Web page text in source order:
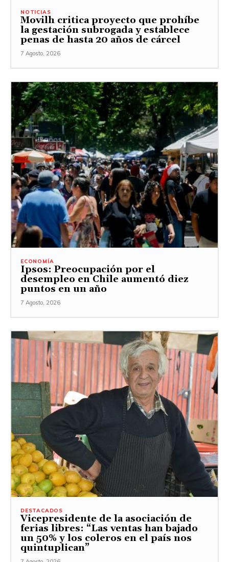
NOTICIAS
Movilh critica proyecto que prohíbe
la gestación subrogada y establece
penas de hasta 20 años de cárcel
7 Agosto, 2026
ECONOMÍA
Ipsos: Preocupación por el
desempleo en Chile aumentó diez
puntos en un año
7 Agosto, 2026
DESTACADOS
Vicepresidente de la asociación de
ferias libres: “Las ventas han bajado
un 50% y los coleros en el país nos
quintuplican”